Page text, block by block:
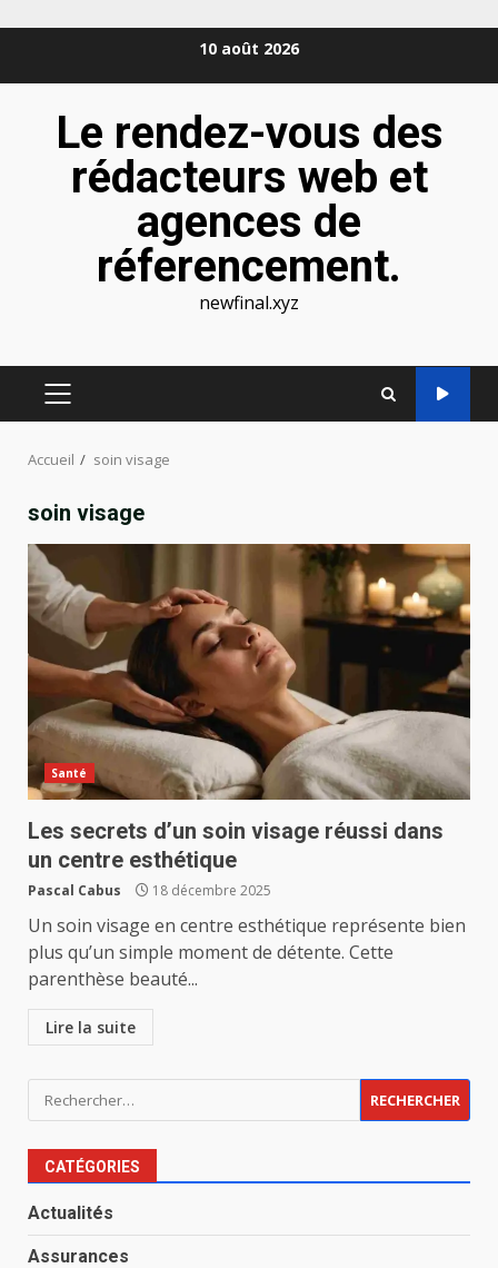
10 août 2026
Le rendez-vous des
rédacteurs web et
agences de
réferencement.
newfinal.xyz
MENU
Accueil soin visage
soin visage
Santé
Les secrets d’un soin visage réussi dans
un centre esthétique
Pascal Cabus 18 décembre 2025
Un soin visage en centre esthétique représente bien
plus qu’un simple moment de détente. Cette
parenthèse beauté...
Lire la suite
Rechercher :
CATÉGORIES
Actualités
Assurances